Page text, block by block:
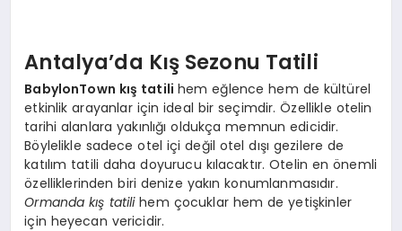
Antalya’da Kış Sezonu Tatili
BabylonTown kış tatili hem eğlence hem de kültürel
etkinlik arayanlar için ideal bir seçimdir. Özellikle otelin
tarihi alanlara yakınlığı oldukça memnun edicidir.
Böylelikle sadece otel içi değil otel dışı gezilere de
katılım tatili daha doyurucu kılacaktır. Otelin en önemli
özelliklerinden biri denize yakın konumlanmasıdır.
Ormanda kış tatilihem çocuklar hem de yetişkinler
için heyecan vericidir.